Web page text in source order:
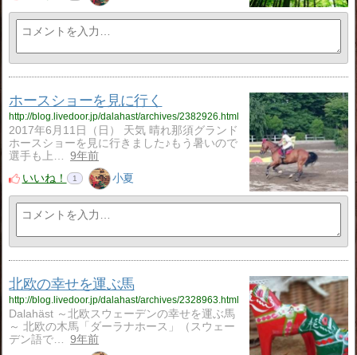
ホースショーを見に行く
http://blog.livedoor.jp/dalahast/archives/2382926.html
2017年6月11日（日） 天気 晴れ那須グランド
ホースショーを見に行きました♪もう暑いので
選手も上…
9年前
いいね！
1 小夏
北欧の幸せを運ぶ馬
http://blog.livedoor.jp/dalahast/archives/2328963.html
Dalahäst ～北欧スウェーデンの幸せを運ぶ馬
～ 北欧の木馬「ダーラナホース」（スウェー
デン語で…
9年前